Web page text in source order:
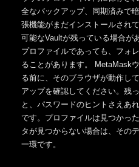
全なバックアップ、同期済みで
張機能がまだインストールされ
可能なVaultが残っている場合が
プロファイルであっても、フォ
ることがあります。 MetaMask
る前に、そのブラウザが動作し
アップを確認してください。残
と、パスワードのヒントさえあ
です。プロファイルは見つかっ
タが見つからない場合は、その
一環です。